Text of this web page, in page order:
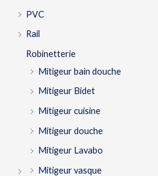
PVC
Rail
Robinetterie
Mitigeur bain douche
Mitigeur Bidet
Mitigeur cuisine
Mitigeur douche
Mitigeur Lavabo
Mitigeur vasque